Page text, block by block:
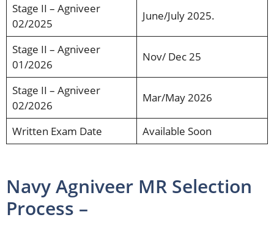
Stage II – Agniveer
02/2025
June/July 2025.
Stage II – Agniveer
01/2026
Nov/ Dec 25
Stage II – Agniveer
02/2026
Mar/May 2026
Written Exam Date Available Soon
Navy Agniveer MR Selection
Process –